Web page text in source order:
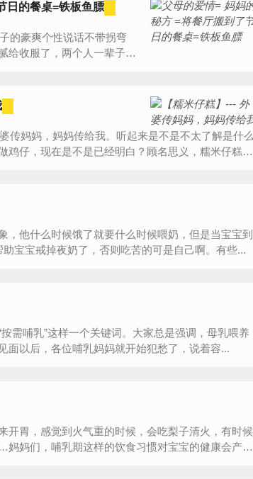
日的餐桌=铁板鱼膘
给收服了，两个人一辈子都
鸡仔，现在是不是已经明白？顾名思义，糯米仔糕，
，他什么时候饿了就要什么时候喂奶，但是当宝宝到
宝宝戒掉夜奶了，否则吃苦的可是自己啊。有些...
需哺乳”这样一个关键词。大家总是强调，母乳喂养
面以后，各位哺乳妈妈就开始犯愁了，说着容...
开胃，感觉到火气重的时候，会吃梨子清火，有时候
妈们，哺乳期这样的饮食习惯对宝宝的健康会产